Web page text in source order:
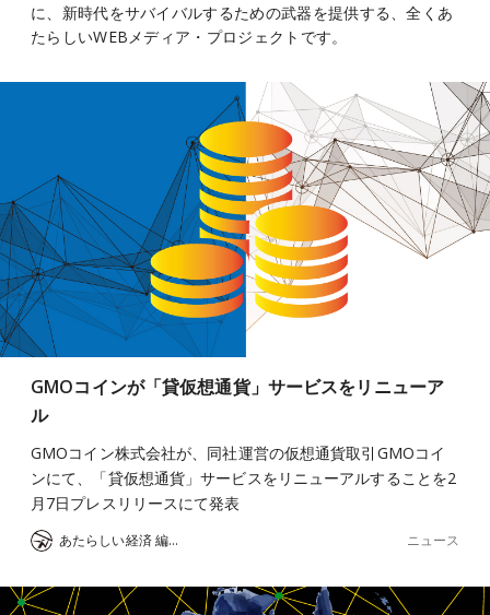
に、新時代をサバイバルするための武器を提供する、全くあ
たらしいWEBメディア・プロジェクトです。
GMOコインが「貸仮想通貨」サービスをリニューア
ル
GMOコイン株式会社が、同社運営の仮想通貨取引GMOコイ
ンにて、「貸仮想通貨」サービスをリニューアルすることを2
月7日プレスリリースにて発表
あたらしい経済 編集部 ニュース